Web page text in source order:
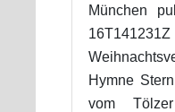
München
Hymne
vom